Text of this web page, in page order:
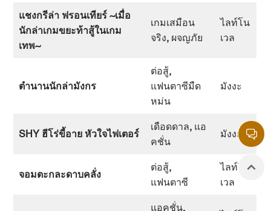
แชงกรีล่า ฟรอนเทียร์~เมื่อ
นักล่าเกมขยะท้าสู้ในเกม
เทพ~
เกมเสมือน
จริง, ผจญภัย
ไลท์โน
เวล
ตำนานนักล่ามังกร
ต่อสู้,
แฟนตาซีมืด
หม่น
มังงะ
SHY ฮีโร่ขี้อาย หัวใจไฟเตอร์
เดือดดาล, แอ
คชั่น
มังงะ
จอมตะกละดาบคลั่ง
ต่อสู้,
แฟนตาซี
ไลท์โน
เวล
แอคชั่น,